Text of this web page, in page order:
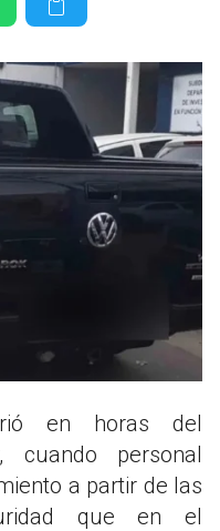
cuando personal
a partir de las
que en el